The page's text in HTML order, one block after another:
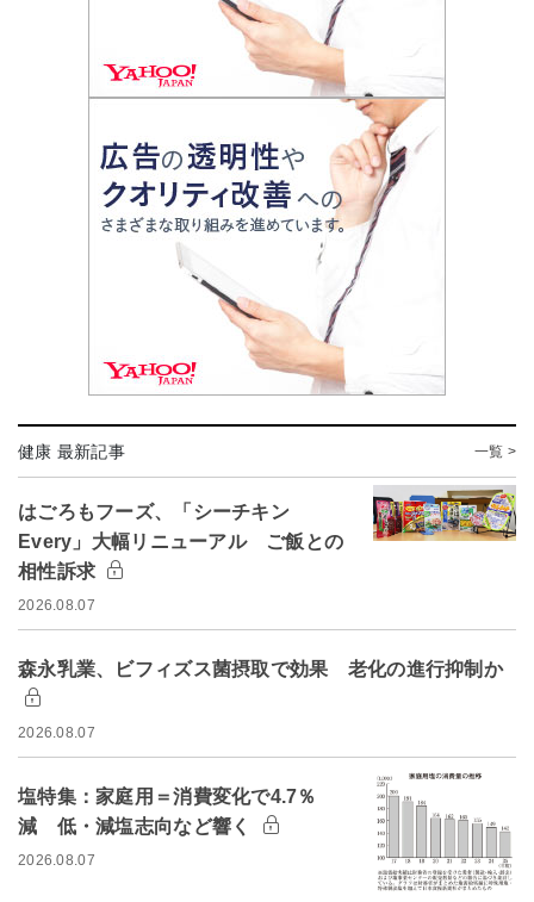
健康 最新記事 一覧 >
はごろもフーズ、「シーチキン
Every」大幅リニューアル ご飯との
相性訴求
2026.08.07
森永乳業、ビフィズス菌摂取で効果 老化の進行抑制か
2026.08.07
塩特集：家庭用＝消費変化で4.7％
減 低・減塩志向など響く
2026.08.07